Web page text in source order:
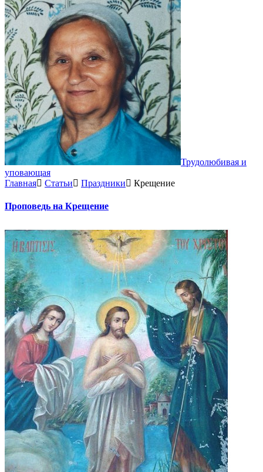
Трудолюбивая и
уповающая
Главная
Статьи Праздники Крещение
Проповедь на Крещение